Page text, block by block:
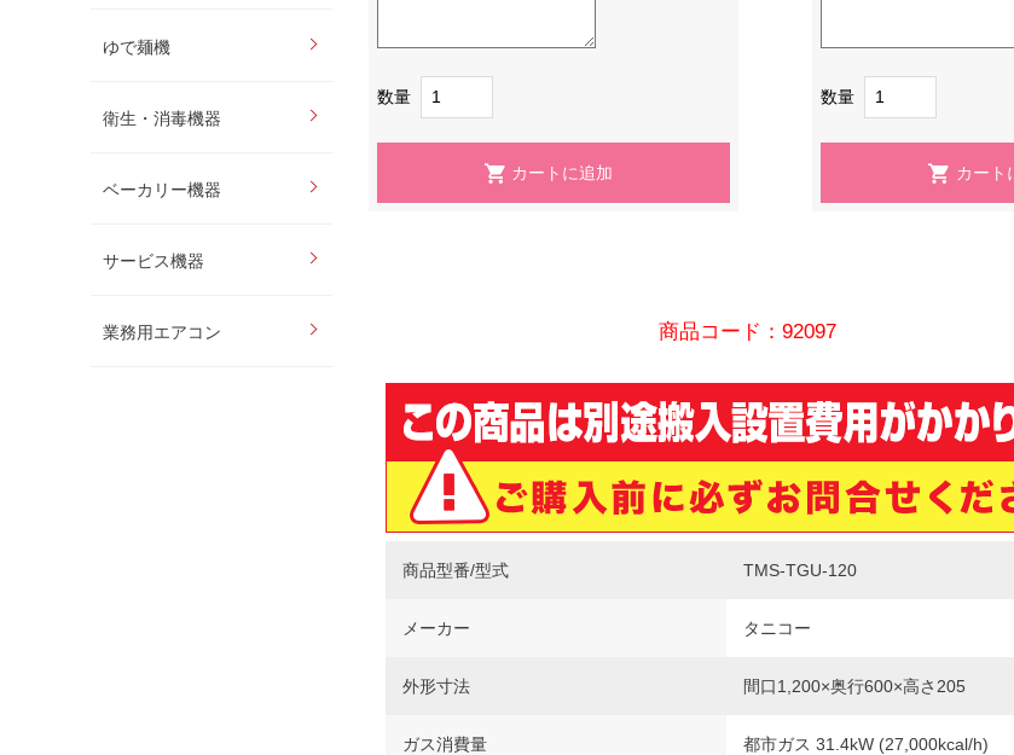
ゆで麺機
衛生・消毒機器
ベーカリー機器
サービス機器
業務用エアコン
数量 数量
商品コード：92097
商品型番/型式 TMS-TGU-120
メーカー タニコー
外形寸法 間口1,200×奥行600×高さ205
ガス消費量
都市ガス 31.4kW (27,000kcal/h)